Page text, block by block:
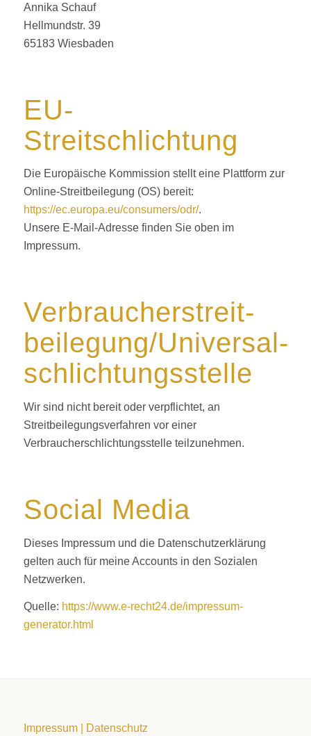
Annika Schauf
Hellmundstr. 39
65183 Wiesbaden
EU-
Streitschlichtung
Die Europäische Kommission stellt eine Plattform zur
Online-Streitbeilegung (OS) bereit:
https://ec.europa.eu/consumers/odr/.
Unsere E-Mail-Adresse finden Sie oben im
Impressum.
Verbraucher­streit­
beilegung/Universal­
schlichtungs­stelle
Wir sind nicht bereit oder verpflichtet, an
Streitbeilegungsverfahren vor einer
Verbraucherschlichtungsstelle teilzunehmen.
Social Media
Dieses Impressum und die Datenschutzerklärung
gelten auch für meine Accounts in den Sozialen
Netzwerken.
Quelle: https://www.e-recht24.de/impressum-
generator.html
Impressum| Datenschutz